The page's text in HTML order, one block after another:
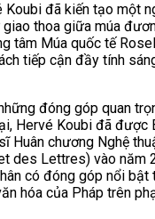
đã kiến tạo một
thoa giữa múa
tâm Múa quốc tế
tiếp cận đầy tính
đóng góp quan
Hervé Koubi đã được
Huân chương Nghệ
des Lettres) vào năm
có đóng góp nổi bật
hóa của Pháp trên